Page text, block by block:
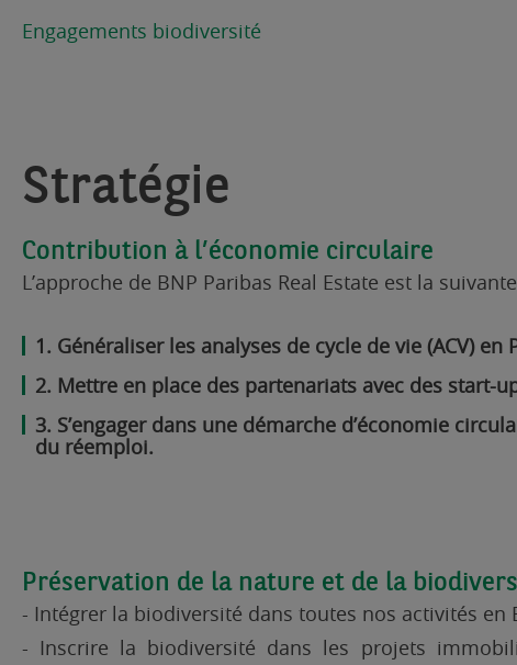
Engagements biodiversité
Stratégie
Contribution à l’économie circulaire
L’approche de BNP Paribas Real Estate est la
Généraliser les analyses de cycle de vie (ACV)
Mettre en place des partenariats avec des start-
S’engager dans une démarche d’économie
du réemploi.
Préservation de la nature et de la
- Intégrer la biodiversité dans toutes nos activités en
- Inscrire la biodiversité dans les projets